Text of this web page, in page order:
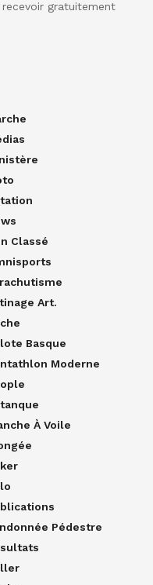
gratuitement
Classé
Art.
Basque
Moderne
À Voile
Pédestre